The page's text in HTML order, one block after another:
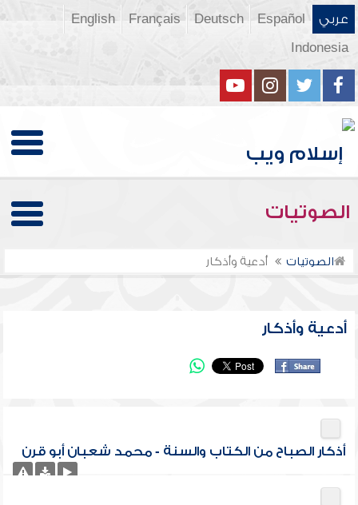
عربي Español
Deutsch
Français
English
Indonesia
الصوتيات
الصوتيات أدعية وأذكار
أدعية وأذكار
أذكار الصباح من الكتاب والسنة - محمد شعبان أبو قرن